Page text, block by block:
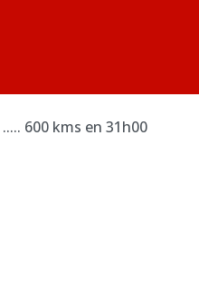
600 kms en 31h00